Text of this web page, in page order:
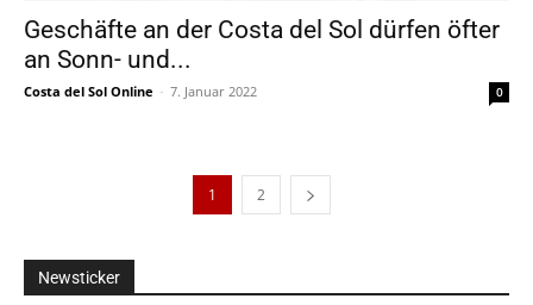
Geschäfte an der Costa del Sol dürfen öfter
an Sonn- und...
Costa del Sol Online - 7. Januar 2022 0
1 2
Newsticker